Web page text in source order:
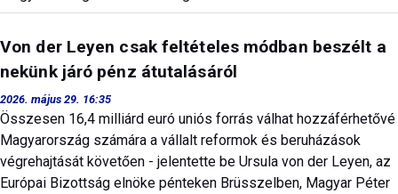
Von der Leyen csak feltételes módban beszélt a
nekünk járó pénz átutalásáról
2026. május 29. 16:35
Összesen 16,4 milliárd euró uniós forrás válhat hozzáférhetővé
Magyarország számára a vállalt reformok és beruházások
végrehajtását követően - jelentette be Ursula von der Leyen, az
Európai Bizottság elnöke pénteken Brüsszelben, Magyar Péter